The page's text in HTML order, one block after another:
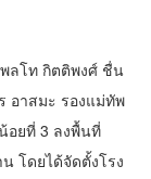
พลโท กิตติพงศ์ ชื่น
อาสมะ รองแม่ทัพ
อยที่ 3 ลงพื้นที่
โดยได้จัดตั้งโรง